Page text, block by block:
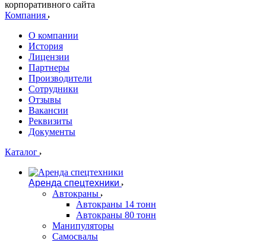
корпоративного сайта
Компания
О компании
История
Лицензии
Партнеры
Производители
Сотрудники
Отзывы
Вакансии
Реквизиты
Документы
Каталог
Аренда спецтехники
Автокраны
Автокраны 14 тонн
Автокраны 80 тонн
Манипуляторы
Самосвалы